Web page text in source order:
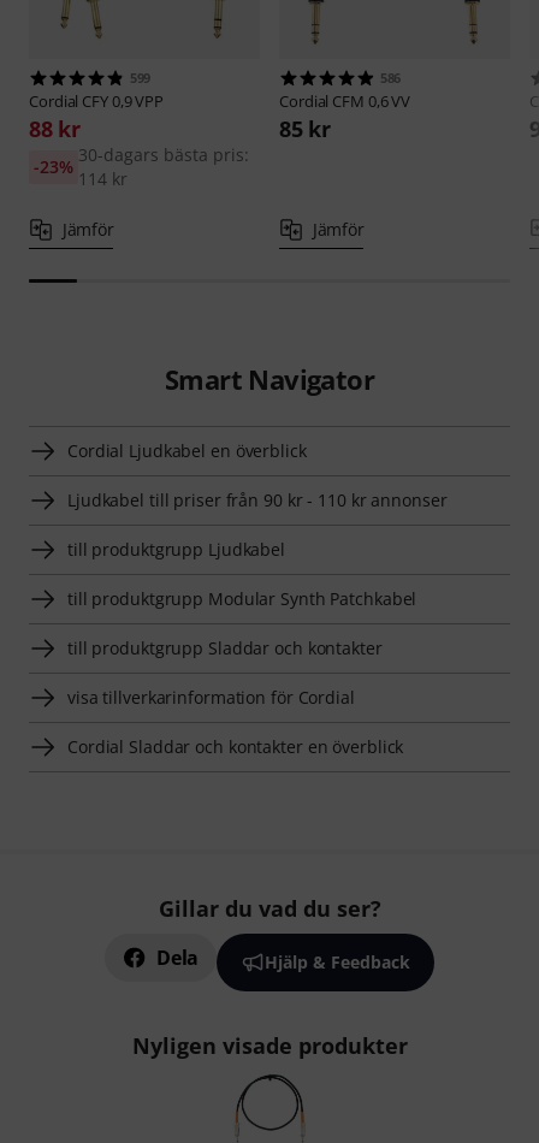
599
Cordial CFY 0,9 VPP
88 kr
30-dagars bästa pris:
114 kr
-23%
Jämför
586
Cordial CFM 0,6 VV
85 kr
Jämför
Smart Navigator
Cordial Ljudkabel en överblick
Ljudkabel till priser från 90 kr - 110 kr annonser
till produktgrupp Ljudkabel
till produktgrupp Modular Synth Patchkabel
till produktgrupp Sladdar och kontakter
visa tillverkarinformation för Cordial
Cordial Sladdar och kontakter en överblick
Gillar du vad du ser?
Dela Hjälp & Feedback
Nyligen visade produkter